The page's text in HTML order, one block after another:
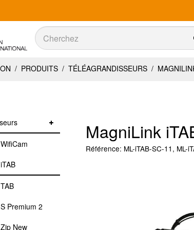
Recherche
/ PRODUITS / TÉLÉAGRANDISSEURS /
Premium 2
New
MagniLink
Référence: ML-iTAB-SC-11, ML-